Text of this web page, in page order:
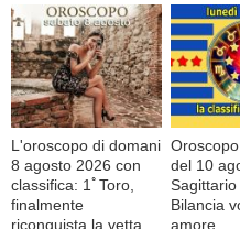
L'oroscopo di domani
8 agosto 2026 con
classifica: 1ﾟToro,
finalmente
riconquista la vetta
del 10
Sagittario
Bilancia
amore